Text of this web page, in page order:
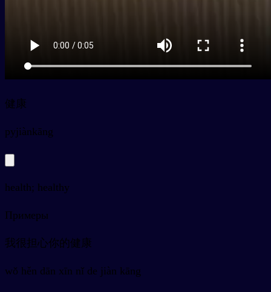
健康
pyjiànkāng
health; healthy
Примеры
我很担心你的健康
wǒ hěn dān xīn nǐ de jiàn kāng